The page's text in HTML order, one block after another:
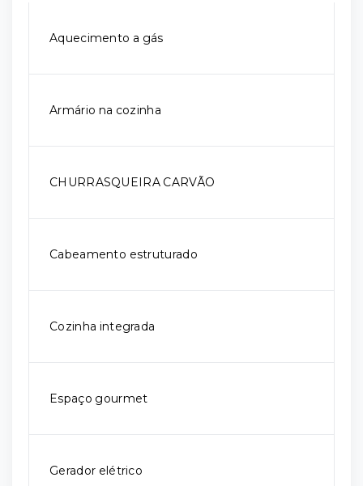
Aquecimento a gás
Armário na cozinha
CHURRASQUEIRA CARVÃO
Cabeamento estruturado
Cozinha integrada
Espaço gourmet
Gerador elétrico